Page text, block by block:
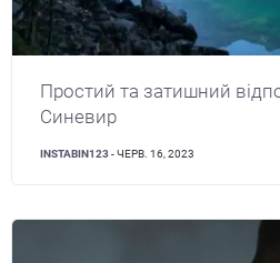
Простий та затишний
Синевир
INSTABIN123 - ЧЕРВ. 16, 2023